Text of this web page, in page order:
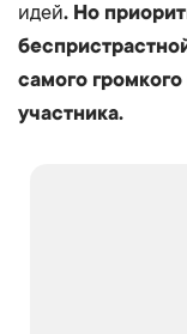
идей. Но
самого
участника.